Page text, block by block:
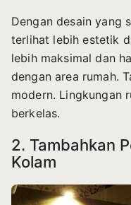
Dengan desain yang
terlihat lebih estetik
lebih maksimal dan
dengan area rumah.
modern. Lingkungan
berkelas.
2. Tambahkan
Kolam